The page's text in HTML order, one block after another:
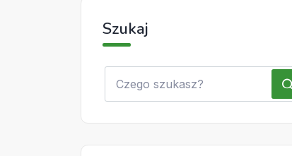
Szukaj